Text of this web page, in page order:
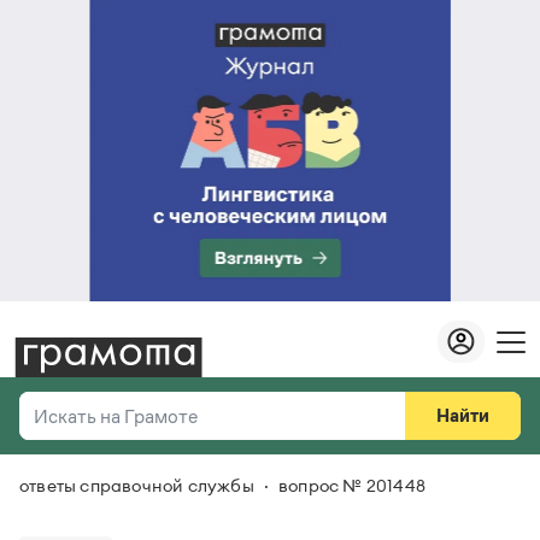
Искать на Грамоте
Справочная служба
Найти
Везде
ответы справочной службы вопрос № 201448